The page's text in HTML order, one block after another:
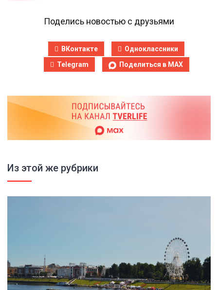
Поделись новостью с друзьями
ВКонтакте
Одноклассники
Telegram
Поделиться в MAX
Из этой же рубрики